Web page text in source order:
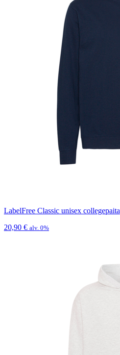
LabelFree Classic unisex collegepaita
20,90 € alv. 0%